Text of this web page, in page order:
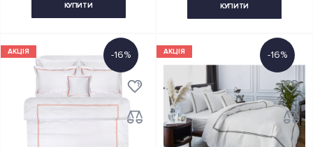
КУПИТИ КУПИТИ
АКЦІЯ -16% АКЦІЯ -16%